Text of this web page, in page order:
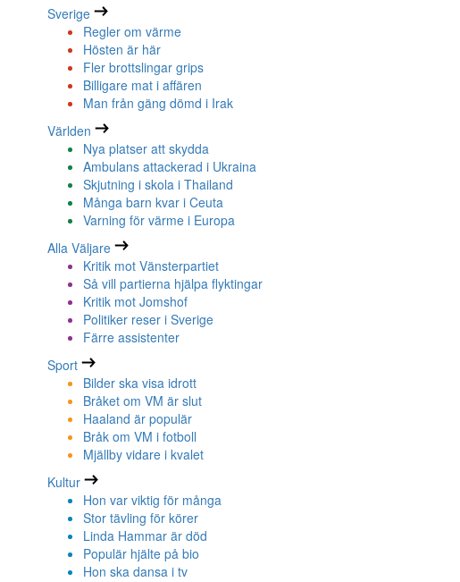
Sverige
Regler om värme
Hösten är här
Fler brottslingar grips
Billigare mat i affären
Man från gäng dömd i Irak
Världen
Nya platser att skydda
Ambulans attackerad i Ukraina
Skjutning i skola i Thailand
Många barn kvar i Ceuta
Varning för värme i Europa
Alla Väljare
Kritik mot Vänsterpartiet
Så vill partierna hjälpa flyktingar
Kritik mot Jomshof
Politiker reser i Sverige
Färre assistenter
Sport
Bilder ska visa idrott
Bråket om VM är slut
Haaland är populär
Bråk om VM i fotboll
Mjällby vidare i kvalet
Kultur
Hon var viktig för många
Stor tävling för körer
Linda Hammar är död
Populär hjälte på bio
Hon ska dansa i tv